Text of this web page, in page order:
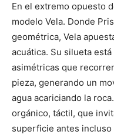
En el extremo opuesto
modelo Vela. Donde
geométrica, Vela
acuática. Su silueta
asimétricas que
pieza, generando un
agua acariciando la
orgánico, táctil, que
superficie antes